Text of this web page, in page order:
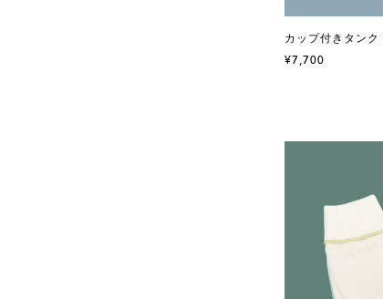
カップ付きタン
¥7,700